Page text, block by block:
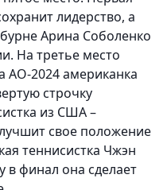
лидерство, а
Арина Соболенко
На третье место
АО-2024 американка
строчку
из США –
свое положение
теннисистка Чжэн
в финал она сделает